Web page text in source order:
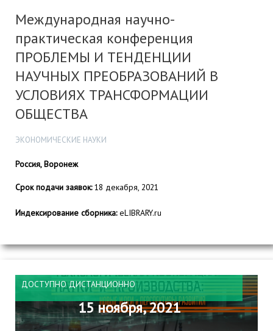
Международная научно-
практическая конференция
ПРОБЛЕМЫ И ТЕНДЕНЦИИ
НАУЧНЫХ ПРЕОБРАЗОВАНИЙ В
УСЛОВИЯХ ТРАНСФОРМАЦИИ
ОБЩЕСТВА
ЭКОНОМИЧЕСКИЕ НАУКИ
Россия, Воронеж
Срок подачи заявок:18 декабря, 2021
Индексирование сборника:eLIBRARY.ru
ДОСТУПНО ДИСТАНЦИОННО
15 ноября, 2021